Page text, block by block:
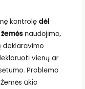
kontrolę dėl
naudojimo,
deklaravimo
vienų ar
Problema
ūkio